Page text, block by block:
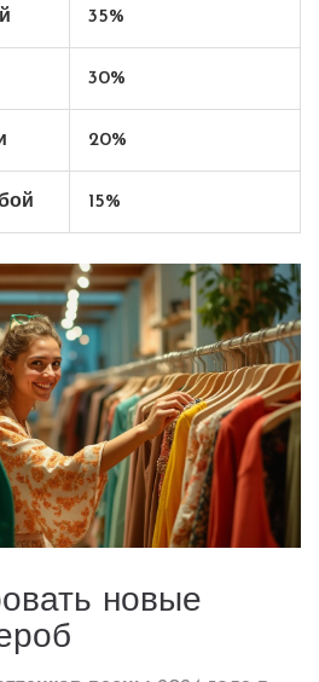
35%
30%
20%
15%
новые